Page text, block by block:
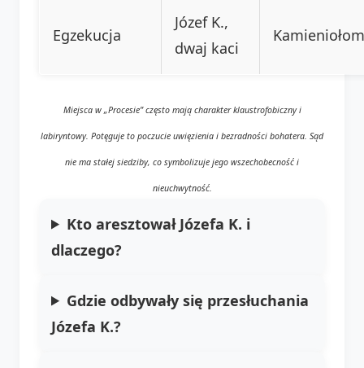
Egzekucja
Józef K.,
dwaj kaci
Kamieniołom
Miejsca w „Procesie” często mają charakter klaustrofobiczny i
labiryntowy. Potęguje to poczucie uwięzienia i bezradności bohatera. Sąd
nie ma stałej siedziby, co symbolizuje jego wszechobecność i
nieuchwytność.
Kto aresztował Józefa K. i
dlaczego?
Gdzie odbywały się przesłuchania
Józefa K.?